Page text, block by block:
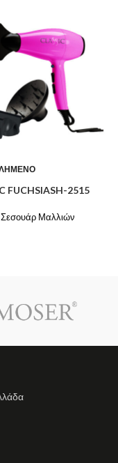
FUCHSIASH-2515
Σεσουάρ Μαλλιών